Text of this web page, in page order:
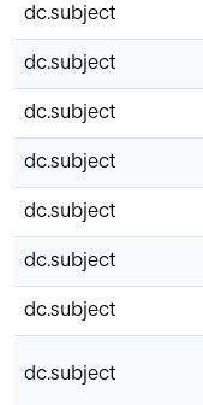
dc.subject
dc.subject
dc.subject
dc.subject
dc.subject
dc.subject
dc.subject
dc.subject